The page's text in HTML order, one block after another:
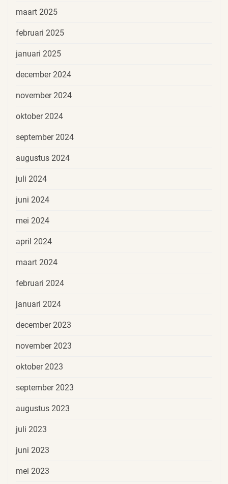
maart 2025
februari 2025
januari 2025
december 2024
november 2024
oktober 2024
september 2024
augustus 2024
juli 2024
juni 2024
mei 2024
april 2024
maart 2024
februari 2024
januari 2024
december 2023
november 2023
oktober 2023
september 2023
augustus 2023
juli 2023
juni 2023
mei 2023